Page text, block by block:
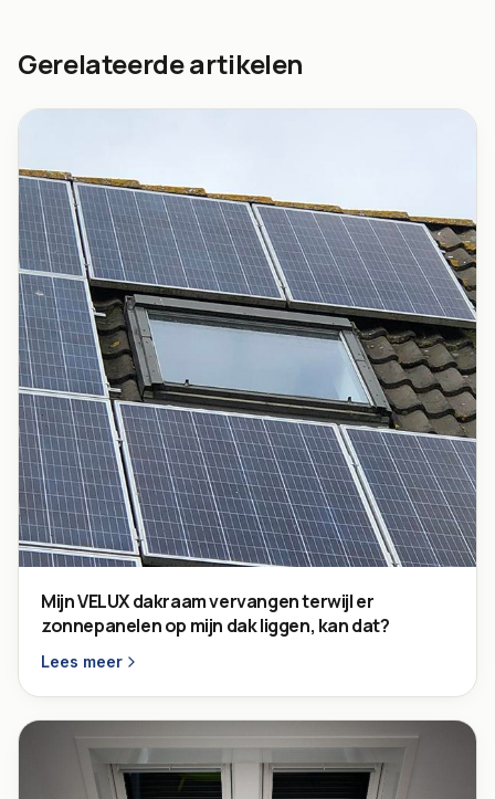
Gerelateerde artikelen
Mijn VELUX dakraam vervangen terwijl er
zonnepanelen op mijn dak liggen, kan dat?
Lees meer